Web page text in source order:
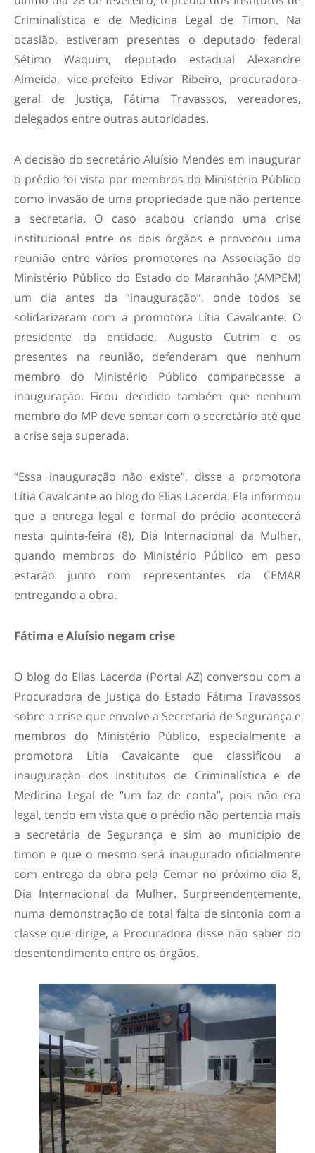
Criminalística e de Medicina Legal de Timon. Na
ocasião, estiveram presentes o deputado federal
Sétimo Waquim, deputado estadual Alexandre
Almeida, vice-prefeito Edivar Ribeiro, procuradora-
geral de Justiça, Fátima Travassos, vereadores,
delegados entre outras autoridades.
A decisão do secretário Aluísio Mendes em inaugurar
o prédio foi vista por membros do Ministério Público
como invasão de uma propriedade que não pertence
a secretaria. O caso acabou criando uma crise
institucional entre os dois órgãos e provocou uma
reunião entre vários promotores na Associação do
Ministério Público do Estado do Maranhão (AMPEM)
um dia antes da “inauguração”, onde todos se
solidarizaram com a promotora Lítia Cavalcante. O
presidente da entidade, Augusto Cutrim e os
presentes na reunião, defenderam que nenhum
membro do Ministério Público comparecesse a
inauguração. Ficou decidido também que nenhum
membro do MP deve sentar com o secretário até que
a crise seja superada.
“Essa inauguração não existe”, disse a promotora
Lítia Cavalcante ao blog do Elias Lacerda. Ela informou
que a entrega legal e formal do prédio acontecerá
nesta quinta-feira (8), Dia Internacional da Mulher,
quando membros do Ministério Público em peso
estarão junto com representantes da CEMAR
entregando a obra.
Fátima e Aluísio negam crise
O blog do Elias Lacerda (Portal AZ) conversou com a
Procuradora de Justiça do Estado Fátima Travassos
sobre a crise que envolve a Secretaria de Segurança e
membros do Ministério Público, especialmente a
promotora Lítia Cavalcante que classificou a
inauguração dos Institutos de Criminalística e de
Medicina Legal de “um faz de conta”, pois não era
legal, tendo em vista que o prédio não pertencia mais
a secretária de Segurança e sim ao município de
timon e que o mesmo será inaugurado oficialmente
com entrega da obra pela Cemar no próximo dia 8,
Dia Internacional da Mulher. Surpreendentemente,
numa demonstração de total falta de sintonia com a
classe que dirige, a Procuradora disse não saber do
desentendimento entre os órgãos.